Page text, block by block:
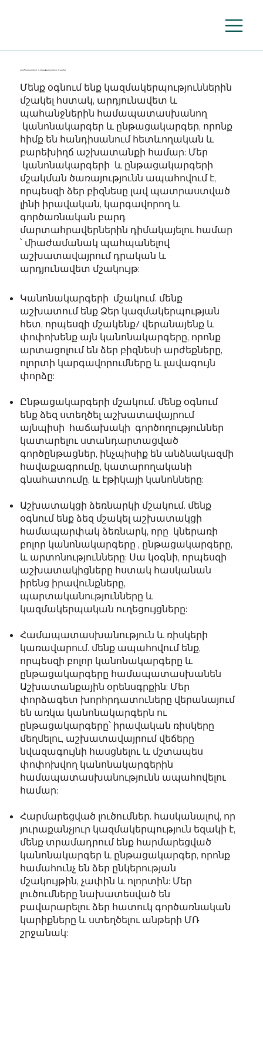
Կանոնակարգերի և ընթացակարգերի մշակում
Մենք օգնում ենք կազմակերպություններին
մշակել հստակ, արդյունավետ և
պահանջներին համապատասխանող
կանոնակարգեր և ընթացակարգեր, որոնք
հիմք են հանդիսանում հետևողական և
բարեխիղճ աշխատանքի համար: Մեր
կանոնակարգերի և ընթացակարգերի
մշակման ծառայությունն ապահովում է,
որպեսզի ձեր բիզնեսը լավ պատրաստված
լինի իրավական, կարգավորող և
գործառնական բարդ
մարտահրավերներին դիմակայելու համար
՝ միաժամանակ պահպանելով
աշխատավայրում դրական և
արդյունավետ մշակույթ:
Կանոնակարգերի մշակում. մենք
աշխատում ենք Ձեր կազմակերպության
հետ, որպեսզի մշակենք/ վերանայենք և
փոփոխենք այն կանոնակարգերը, որոնք
արտացոլում են ձեր բիզնեսի արժեքները,
ոլորտի կարգավորումները և լավագույն
փորձը:
Ընթացակարգերի մշակում. մենք օգնում
ենք ձեզ ստեղծել աշխատավայրում
այնպիսի հաճախակի գործողություններ
կատարելու ստանդարտացված
գործընթացներ, ինչպիսիք են անձնակազմի
հավաքագրումը, կատարողականի
գնահատումը, և էթիկայի կանոնները:
Աշխատակցի ձեռնարկի մշակում. մենք
օգնում ենք ձեզ մշակել աշխատակցի
համապարփակ ձեռնարկ, որը կներառի
բոլոր կանոնակարգերը , ընթացակարգերը,
և արտոնությունները: Սա կօգնի, որպեսզի
աշխատակիցները հստակ հասկանան
իրենց իրավունքները,
պարտականությունները և
կազմակերպական ուղեցույցները:
Համապատասխանություն և ռիսկերի
կառավարում. մենք ապահովում ենք,
որպեսզի բոլոր կանոնակարգերը և
ընթացակարգերը համապատասխանեն
Աշխատանքային օրենսգրքին: Մեր
փորձագետ խորհրդատուները վերանայում
են առկա կանոնակարգերն ու
ընթացակարգերը՝ իրավական ռիսկերը
մեղմելու, աշխատավայրում վեճերը
նվազագույնի հասցնելու և մշտապես
փոփոխվող կանոնակարգերին
համապատասխանությունն ապահովելու
համար:
Հարմարեցված լուծումներ. հասկանալով, որ
յուրաքանչյուր կազմակերպություն եզակի է,
մենք տրամադրում ենք հարմարեցված
կանոնակարգեր և ընթացակարգեր, որոնք
համահունչ են ձեր ընկերության
մշակույթին, չափին և ոլորտին: Մեր
լուծումները նախատեսված են
բավարարելու ձեր հատուկ գործառնական
կարիքները և ստեղծելու անթերի ՄՌ
շրջանակ: